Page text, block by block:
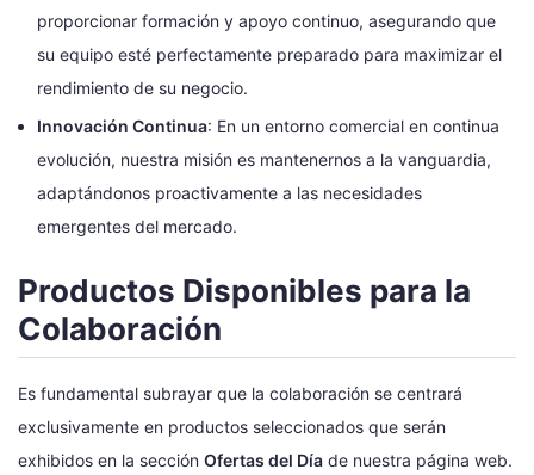
proporcionar formación y apoyo continuo, asegurando que
su equipo esté perfectamente preparado para maximizar el
rendimiento de su negocio.
Innovación Continua: En un entorno comercial en continua
evolución, nuestra misión es mantenernos a la vanguardia,
adaptándonos proactivamente a las necesidades
emergentes del mercado.
Productos Disponibles para la
Colaboración
Es fundamental subrayar que la colaboración se centrará
exclusivamente en productos seleccionados que serán
exhibidos en la sección Ofertas del Día de nuestra página web.